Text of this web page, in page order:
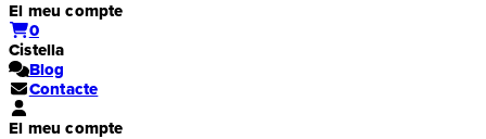
El meu compte
0
Cistella
Blog
Contacte
El meu compte